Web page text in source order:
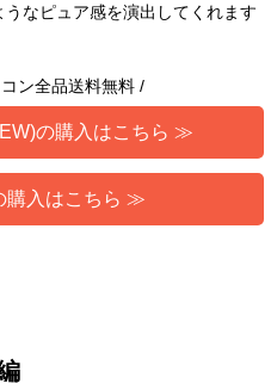
なピュア感を演出してくれます
ン全品送料無料 /
の購入はこちら ≫
購入はこちら ≫